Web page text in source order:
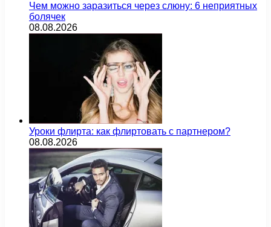
Чем можно заразиться через слюну: 6 неприятных
болячек
08.08.2026
Уроки флирта: как флиртовать с партнером?
08.08.2026